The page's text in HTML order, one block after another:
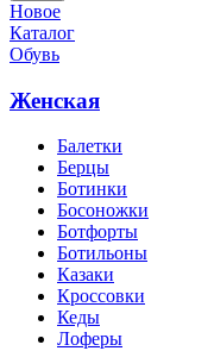
Новое
Каталог
Обувь
Женская
Балетки
Берцы
Ботинки
Босоножки
Ботфорты
Ботильоны
Казаки
Кроссовки
Кеды
Лоферы